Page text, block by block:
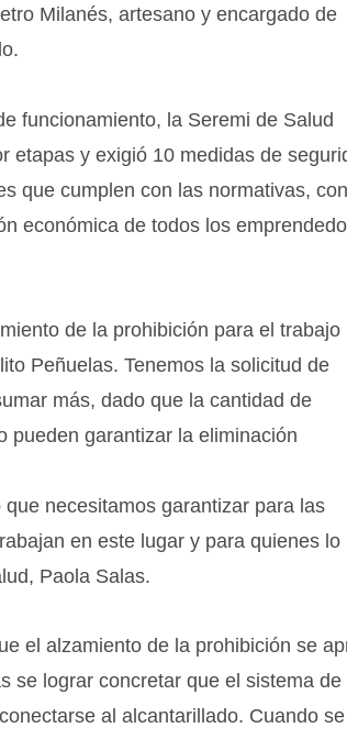
Milanés, artesano y encargado de
funcionamiento, la Seremi de Salud
etapas y exigió 10 medidas de
que cumplen con las normativas,
económica de todos los
de la prohibición para el trabajo
Peñuelas. Tenemos la solicitud de
más, dado que la cantidad de
pueden garantizar la eliminación
necesitamos garantizar para las
en este lugar y para quienes lo
Paola Salas.
el alzamiento de la prohibición se
se lograr concretar que el sistema de
al alcantarillado. Cuando se